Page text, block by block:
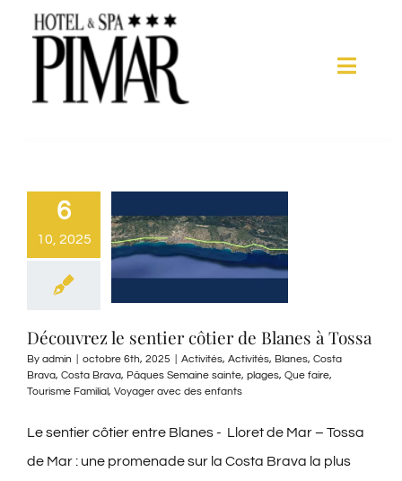
content
Toggle
Services d’hôtel
Galerie
Contact
6
10, 2025
Découvrez le sentier côtier de Blanes à Tossa
By admin octobre 6th, 2025 Activités, Activités, Blanes, Costa
Brava, Costa Brava, Pâques Semaine sainte, plages, Que faire,
Tourisme Familial, Voyager avec des enfants
Le sentier côtier entre Blanes - Lloret de Mar – Tossa
de Mar : une promenade sur la Costa Brava la plus